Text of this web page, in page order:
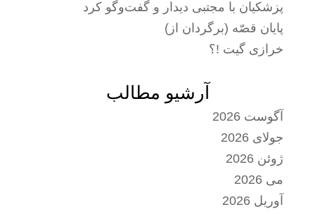
پزشکیان با مجتبی دیدار و گفت‌وگو کرد
پایان قصّه (برگردان از)
خرازی گیت !؟
آرشیو مطالب
آگوست 2026
جولای 2026
ژوئن 2026
می 2026
آوریل 2026